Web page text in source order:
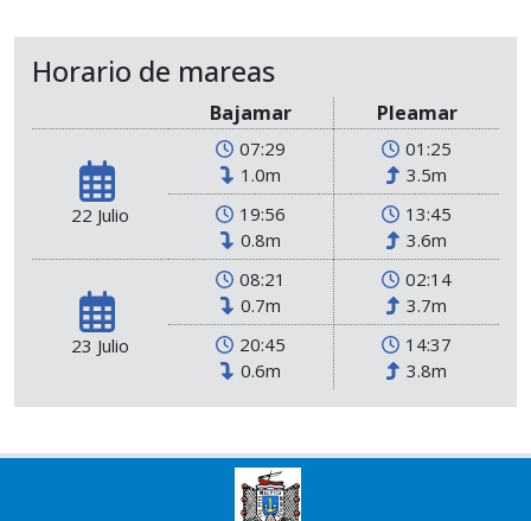
Horario de mareas
Bajamar Pleamar
22 Julio
07:29
1.0m
01:25
3.5m
19:56
0.8m
13:45
3.6m
23 Julio
08:21
0.7m
02:14
3.7m
20:45
0.6m
14:37
3.8m